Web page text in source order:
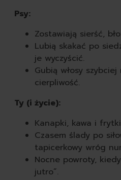
Psy:
Zostawiają sierść,
Lubią skakać po
je wyczyścić.
Gubią włosy
cierpliwość.
Ty (i życie):
Kanapki, kawa i
Czasem ślady po
tapicerkowy wróg
Nocne powroty,
jutro”.